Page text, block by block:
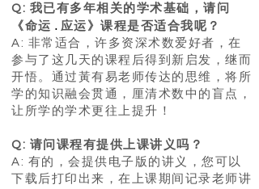
Q: 我已有多年相关的学术基础，请问
《命运 . 应运》课程是否适合我呢？
A: 非常适合，许多资深术数爱好者，在
参与了这几天的课程后得到新启发，继而
开悟。通过黃有易老师传达的思维，将所
学的知识融会贯通，厘清术数中的盲点，
让所学的学术更往上提升！
Q: 请问课程有提供上课讲义吗？
A: 有的，会提供电子版的讲义，您可以
下载后打印出来，在上课期间记录老师讲